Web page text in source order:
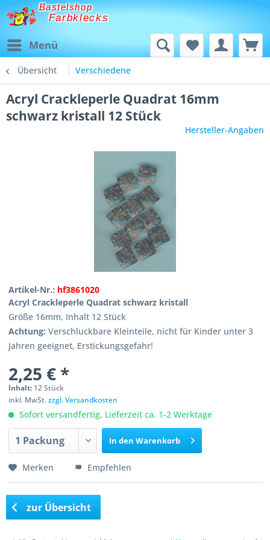
Bastelshop
Farbklecks
Menü
Übersicht Verschiedene
Acryl Crackleperle Quadrat 16mm
schwarz kristall 12 Stück
Hersteller-Angaben
Artikel-Nr.: hf3861020
Acryl Crackleperle Quadrat schwarz kristall
Größe 16mm, Inhalt 12 Stück
Achtung: Verschluckbare Kleinteile, nicht für Kinder unter 3
Jahren geeignet, Erstickungsgefahr!
2,25 € *
Inhalt: 12 Stück
inkl. MwSt.zzgl. Versandkosten
Sofort versandfertig, Lieferzeit ca. 1-2 Werktage
In den Warenkorb
Merken Empfehlen
zur Übersicht